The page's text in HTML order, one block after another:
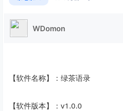
WDomon
【软件名称】：绿茶语录
【软件版本】：v1.0.0